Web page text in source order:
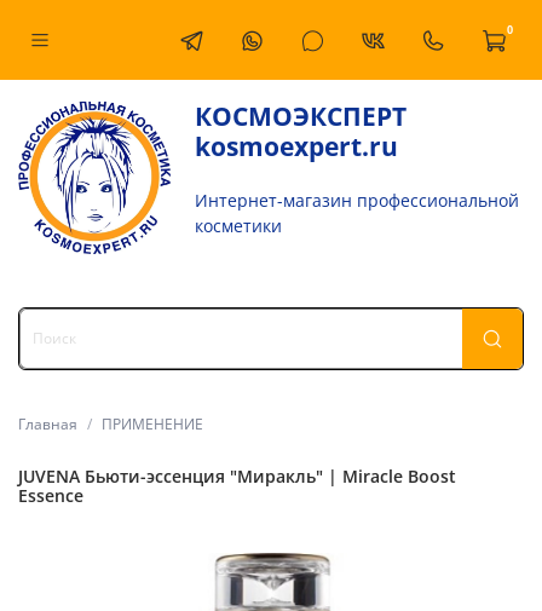
0
КОСМОЭКСПЕРТ
kosmoexpert.ru
Интернет-магазин профессиональной
косметики
Главная ПРИМЕНЕНИЕ
JUVENA Бьюти-эссенция "Миракль" | Miracle Boost
Essence